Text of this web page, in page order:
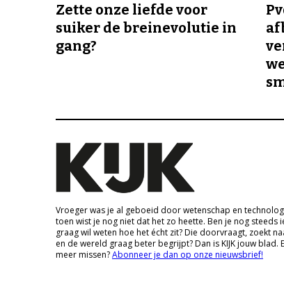
Zette onze liefde voor
suiker de breinevolutie in
gang?
Vroeger was je al geboeid door wetenschap en
toen wist je nog niet dat het zo heette. Ben je nog steeds
graag wil weten hoe het écht zit? Die doorvraagt, zoekt
en de wereld graag beter begrijpt? Dan is KIJK jouw blad.
meer missen?Abonneer je dan op onze nieuwsbrief!